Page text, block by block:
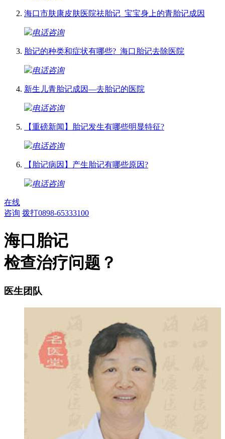
海口市肤康皮肤医院祛胎记_宝宝身上的青胎记成因
电话咨询
胎记的种类和症状有哪些?_海口胎记去除医院
电话咨询
新生儿青胎记成因—去胎记的医院
电话咨询
【重磅新闻】胎记发生有哪些明显特征?
电话咨询
【胎记病因】产生胎记有哪些原因?
电话咨询
在线
咨询 拨打0898-65333100
海口胎记
检查治疗问题？
医生团队